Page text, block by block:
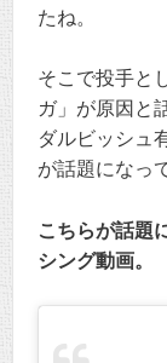
たね。
そこで投手と
ガ」が原因と
ダルビッシュ
が話題になっ
こちらが話題
シング動画。